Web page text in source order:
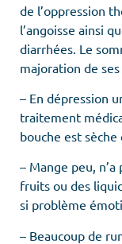
de l’oppression
l’angoisse ainsi
diarrhées. Le
majoration de
– En dépression
traitement
bouche est
– Mange peu,
fruits ou des
si problème
– Beaucoup de